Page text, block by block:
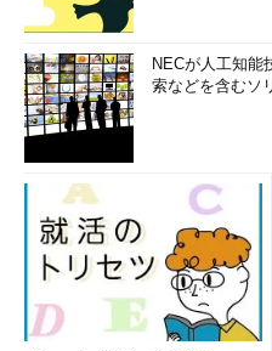
NECが人工知能
索などを含むソ